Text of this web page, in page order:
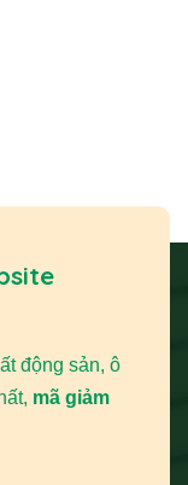
động sản, ô
mã giảm